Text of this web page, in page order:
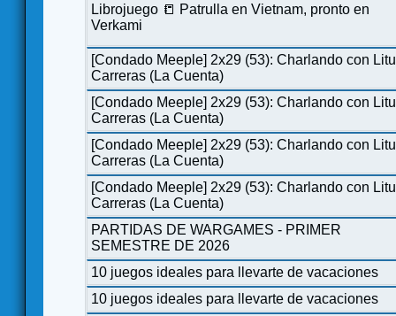
Librojuego 📒 Patrulla en Vietnam, pronto en
Verkami
[Condado Meeple] 2x29 (53): Charlando con
Carreras (La Cuenta)
[Condado Meeple] 2x29 (53): Charlando con
Carreras (La Cuenta)
[Condado Meeple] 2x29 (53): Charlando con
Carreras (La Cuenta)
[Condado Meeple] 2x29 (53): Charlando con
Carreras (La Cuenta)
PARTIDAS DE WARGAMES - PRIMER
SEMESTRE DE 2026
10 juegos ideales para llevarte de vacaciones
10 juegos ideales para llevarte de vacaciones